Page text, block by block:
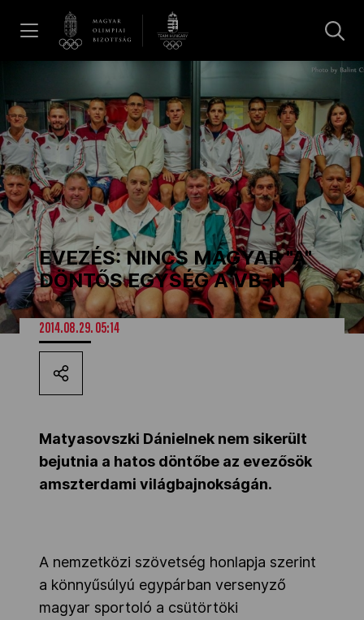
Galéria
Dakar 2026
Los Angeles 2028
MOB
Kettőskarrier-program
NOB
OVEP
EVEZÉS: NINCS MAGYAR "A"
DÖNTŐS EGYSÉG A VB-N
2014.08.29. 05:14
Matyasovszki Dánielnek nem sikerült
bejutnia a hatos döntőbe az evezősök
amszterdami világbajnokságán.
A nemzetközi szövetség honlapja szerint
a könnyűsúlyú egypárban versenyző
magyar sportoló a csütörtöki